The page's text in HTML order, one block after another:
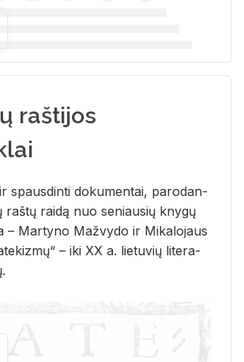
raštijos
spaus­din­ti do­ku­men­tai, pa­ro­dan­
raš­tų rai­dą nuo se­niau­sių kny­gų
– Mar­ty­no Ma­žvy­do ir Mi­ka­lo­jaus
– iki XX a. lie­tu­vių li­te­ra­